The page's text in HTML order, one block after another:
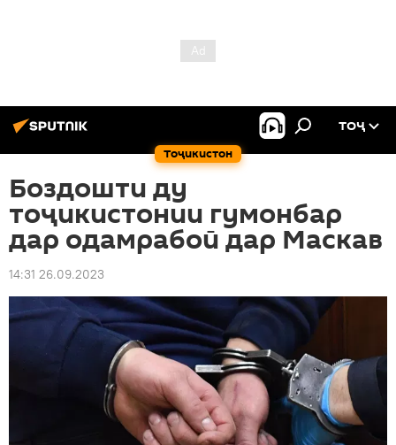
Тоҷикистон
ТОҶ
Боздошти ду
тоҷикистонии гумонбар
дар одамрабоӣ дар Маскав
14:31 26.09.2023